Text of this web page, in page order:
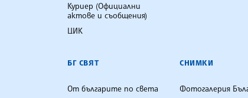
Куриер (Официални
актове и съобщения)
ЦИК
БГ СВЯТ
От българите по света
СНИМКИ
Фотогалерия